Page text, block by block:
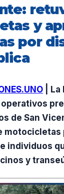
y
por
|
de San
motocicletas
individuos
y